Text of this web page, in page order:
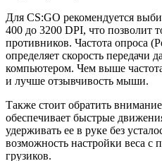
Для CS:GO рекомендуется
400 до 3200 DPI, что позволит
противников. Частота опроса
определяет скорость
компьютером. Чем выше
и лучше отзывчивость мыши.
Также стоит обратить
обеспечивает быстрые
удерживать ее в руке без
возможность настройки веса
грузиков.